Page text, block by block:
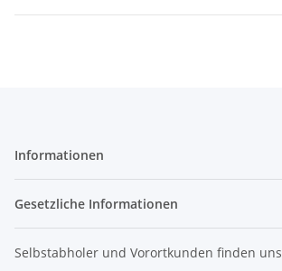
Informationen
Gesetzliche Informationen
Selbstabholer und Vorortkunden finden uns